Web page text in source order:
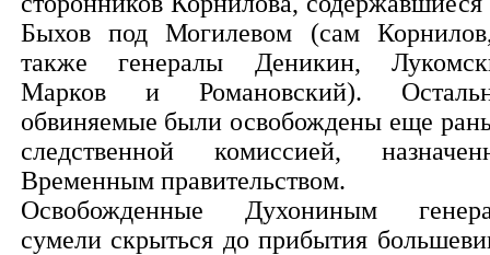
Быхов под Могилевом (сам
также генералы Деникин,
Марков и Романовский).
обвиняемые были освобождены еще
следственной комиссией,
Временным правительством.
Освобожденные Духониным
сумели скрыться до прибытия